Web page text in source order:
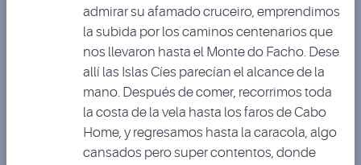
admirar su afamado cruceiro, emprendimos
la subida por los caminos centenarios que
nos llevaron hasta el Monte do Facho. Dese
allí las Islas Cíes parecían el alcance de la
mano. Después de comer, recorrimos toda
la costa de la vela hasta los faros de Cabo
Home, y regresamos hasta la caracola, algo
cansados pero super contentos, donde